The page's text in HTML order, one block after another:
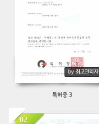
by 최고관리자
특허증 3
02